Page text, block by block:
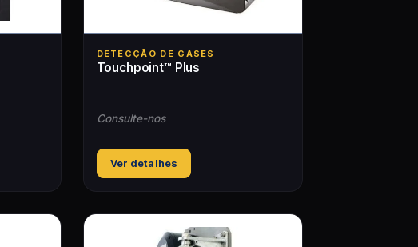
DETECÇÃO DE GASES
Touchpoint™ Plus
Consulte-nos
Ver detalhes